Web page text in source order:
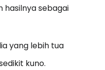
hasilnya sebagai
yang lebih tua
kuno.